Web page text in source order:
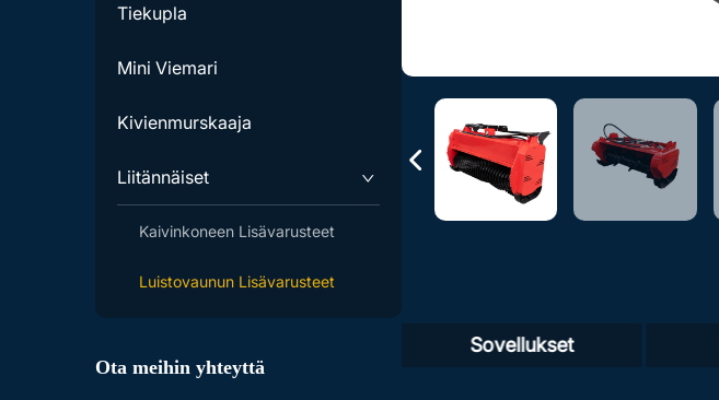
Tiekupla
Mini Viemari
Kivienmurskaaja
Liitännäiset
Kaivinkoneen Lisävarusteet
Luistovaunun Lisävarusteet
Ota meihin yhteyttä
Sovellukset